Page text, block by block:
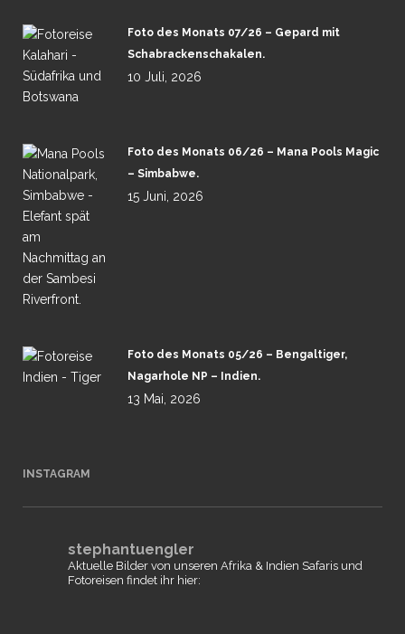
Foto des Monats 07/26 – Gepard mit
Schabrackenschakalen.
10 Juli, 2026
Foto des Monats 06/26 – Mana Pools Magic
– Simbabwe.
15 Juni, 2026
Foto des Monats 05/26 – Bengaltiger,
Nagarhole NP – Indien.
13 Mai, 2026
INSTAGRAM
stephantuengler
Aktuelle Bilder von unseren Afrika & Indien Safaris und
Fotoreisen findet ihr hier: